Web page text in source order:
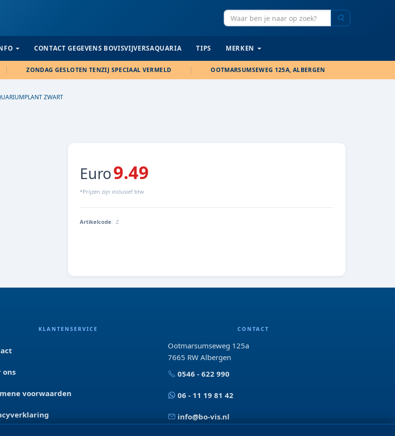
CONTACT GEGEVENS BOVISVIJVERSAQUARIA TIPS MERKEN
ZONDAG GESLOTEN TENZIJ SPECIAAL VERMELD OOTMARSUMSEWEG 125A, ALBERGEN
ZWART
Euro9.49
*Prijzen zijn inclusief btw
Artikelcode: Z
KLANTENSERVICE
ons
voorwaarden
CONTACT
Ootmarsumseweg 125a
7665 RW Albergen
0546 - 622 990
06 - 11 19 81 42
info@bo-vis.nl